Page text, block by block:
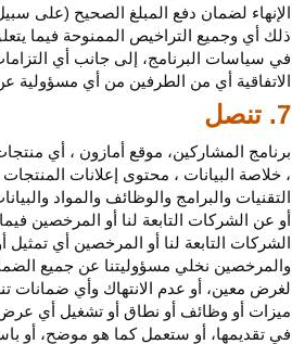
الإنهاء لضمان دفع المبلغ الصحيح (على
ذلك أي وجميع التراخيص الممنوحة فيما
في سياسات البرنامج، إلى جانب أي
الاتفاقية أي من الطرفين من أي مسؤولية
7. تنصل
برنامج المشاركين، موقع أمازون ، أي
، خلاصة البيانات ، محتوى إعلانات
التقنيات والبرامج والوظائف والمواد
أو عن الشركات التابعة لنا أو المرخصين
الشركات التابعة لنا أو المرخصين أي
والمرخصين نخلي مسؤوليتنا عن جميع
لغرض معين، أو عدم الانتهاك وأي ضمانات
ميزات أو وظائف أو نطاق أو تشغيل أي
في تقديمها، أو ستعمل كما هو موضح، أو